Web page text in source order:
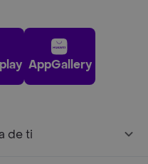
AppGallery
de ti